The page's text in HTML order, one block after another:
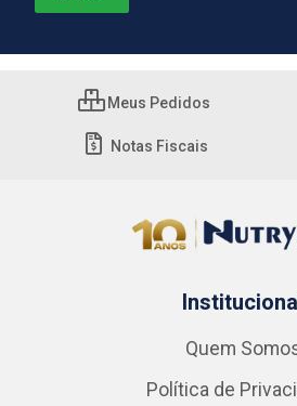
Meus Pedidos
Notas Fiscais
Quem
Política de